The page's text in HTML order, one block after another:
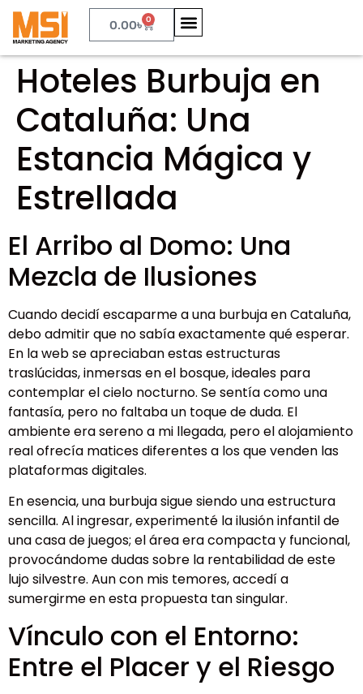
0.00৳ 0
Hoteles Burbuja en
Cataluña: Una
Estancia Mágica y
Estrellada
El Arribo al Domo: Una
Mezcla de Ilusiones
Cuando decidí escaparme a una burbuja en Cataluña,
debo admitir que no sabía exactamente qué esperar.
En la web se apreciaban estas estructuras
traslúcidas, inmersas en el bosque, ideales para
contemplar el cielo nocturno. Se sentía como una
fantasía, pero no faltaba un toque de duda. El
ambiente era sereno a mi llegada, pero el alojamiento
real ofrecía matices diferentes a los que venden las
plataformas digitales.
En esencia, una burbuja sigue siendo una estructura
sencilla. Al ingresar, experimenté la ilusión infantil de
una casa de juegos; el área era compacta y funcional,
provocándome dudas sobre la rentabilidad de este
lujo silvestre. Aun con mis temores, accedí a
sumergirme en esta propuesta tan singular.
Vínculo con el Entorno:
Entre el Placer y el Riesgo